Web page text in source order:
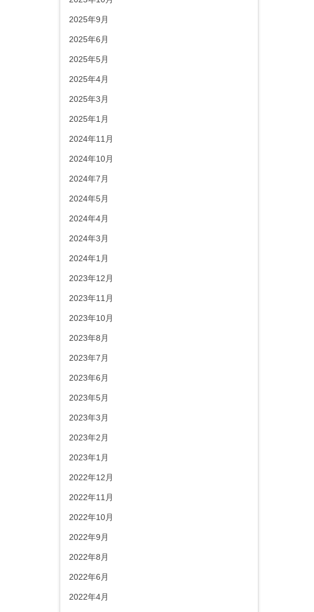
2025年9月
2025年6月
2025年5月
2025年4月
2025年3月
2025年1月
2024年11月
2024年10月
2024年7月
2024年5月
2024年4月
2024年3月
2024年1月
2023年12月
2023年11月
2023年10月
2023年8月
2023年7月
2023年6月
2023年5月
2023年3月
2023年2月
2023年1月
2022年12月
2022年11月
2022年10月
2022年9月
2022年8月
2022年6月
2022年4月